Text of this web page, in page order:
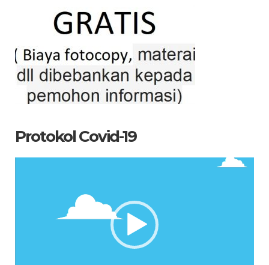
Protokol Covid-19